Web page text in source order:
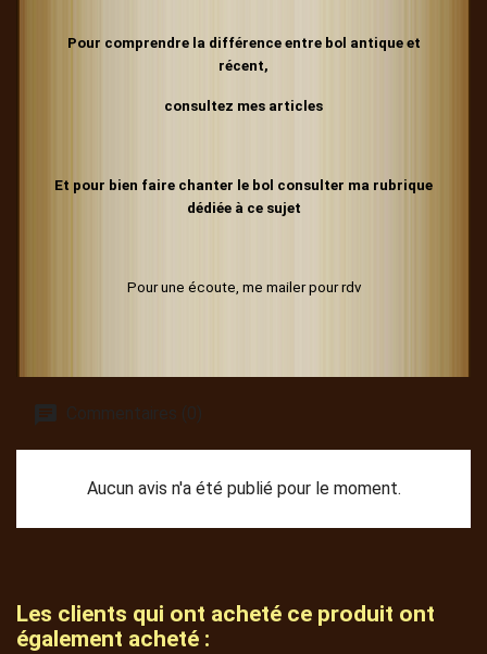
Pour comprendre la différence entre bol antique et
récent,
consultez mes articles
Et pour bien faire chanter le bol consulter ma rubrique
dédiée à ce sujet
Pour une écoute, me mailer pour rdv
Commentaires (0)
Aucun avis n'a été publié pour le moment.
Les clients qui ont acheté ce produit ont
également acheté :